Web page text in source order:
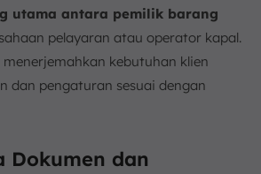
utama antara pemilik barang
pelayaran atau operator kapal.
kebutuhan klien
dan pengaturan sesuai dengan
Dokumen dan